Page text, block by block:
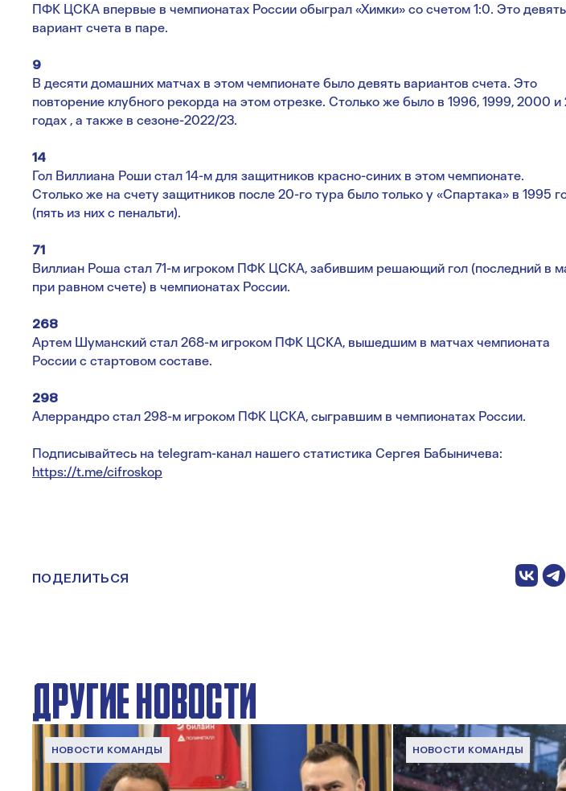
ПФК ЦСКА впервые в чемпионатах России обыграл «Химки» со счетом 1:0. Это
вариант счета в паре.
9
В десяти домашних матчах в этом чемпионате было девять вариантов счета. Это
повторение клубного рекорда на этом отрезке. Столько же было в 1996, 1999, 2000 и
годах , а также в сезоне-2022/23.
14
Гол Виллиана Роши стал 14-м для защитников красно-синих в этом чемпионате.
Столько же на счету защитников после 20-го тура было только у «Спартака» в 1995
(пять из них с пенальти).
71
Виллиан Роша стал 71-м игроком ПФК ЦСКА, забившим решающий гол (последний в
при равном счете) в чемпионатах России.
268
Артем Шуманский стал 268-м игроком ПФК ЦСКА, вышедшим в матчах чемпионата
России с стартовом составе.
298
Алеррандро стал 298-м игроком ПФК ЦСКА, сыгравшим в чемпионатах России.
Подписывайтесь на telegram-канал нашего статистика Сергея Бабыничева:
https://t.me/cifroskop
ПОДЕЛИТЬСЯ
ДРУГИЕ НОВОСТИ
НОВОСТИ КОМАНДЫ НОВОСТИ КОМАНДЫ